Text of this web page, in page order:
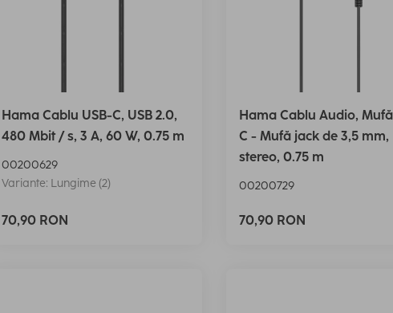
Hama Cablu USB-C, USB 2.0,
480 Mbit / s, 3 A, 60 W, 0.75 m
00200629
Variante: Lungime (2)
70,90 RON
Hama Cablu Audio,
C - Mufă jack de 3,5 mm,
stereo, 0.75 m
00200729
70,90 RON